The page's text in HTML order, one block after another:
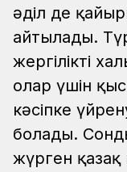
әділ де
айтылады.
жергілікті
олар үшін
кәсіпке
болады.
жүрген қазақ